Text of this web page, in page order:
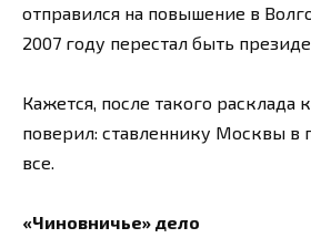
отправился на повышение в
2007 году перестал быть
Кажется, после такого
поверил: ставленнику Москвы
все.
«Чиновничье» дело